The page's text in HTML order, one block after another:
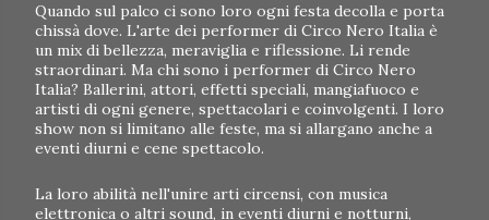
Quando sul palco ci sono loro ogni festa decolla e porta
chissà dove. L'arte dei performer di Circo Nero Italia è
un mix di bellezza, meraviglia e riflessione. Li rende
straordinari. Ma chi sono i performer di Circo Nero
Italia? Ballerini, attori, effetti speciali, mangiafuoco e
artisti di ogni genere, spettacolari e coinvolgenti. I loro
show non si limitano alle feste, ma si allargano anche a
eventi diurni e cene spettacolo.
La loro abilità nell'unire arti circensi, con musica
elettronica o altri sound, in eventi diurni e notturni,